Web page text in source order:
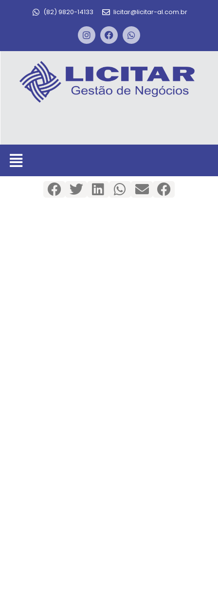
(82) 9820-14133 licitar@licitar-al.com.br